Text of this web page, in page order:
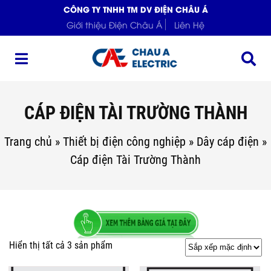
CÔNG TY TNHH TM DV ĐIỆN CHÂU Á
Giới thiệu Điện Châu Á
Liên Hệ
CÁP ĐIỆN TÀI TRƯỜNG THÀNH
Trang chủ » Thiết bị điện công nghiệp » Dây cáp điện »
Cáp điện Tài Trường Thành
Hiển thị tất cả 3 sản phẩm